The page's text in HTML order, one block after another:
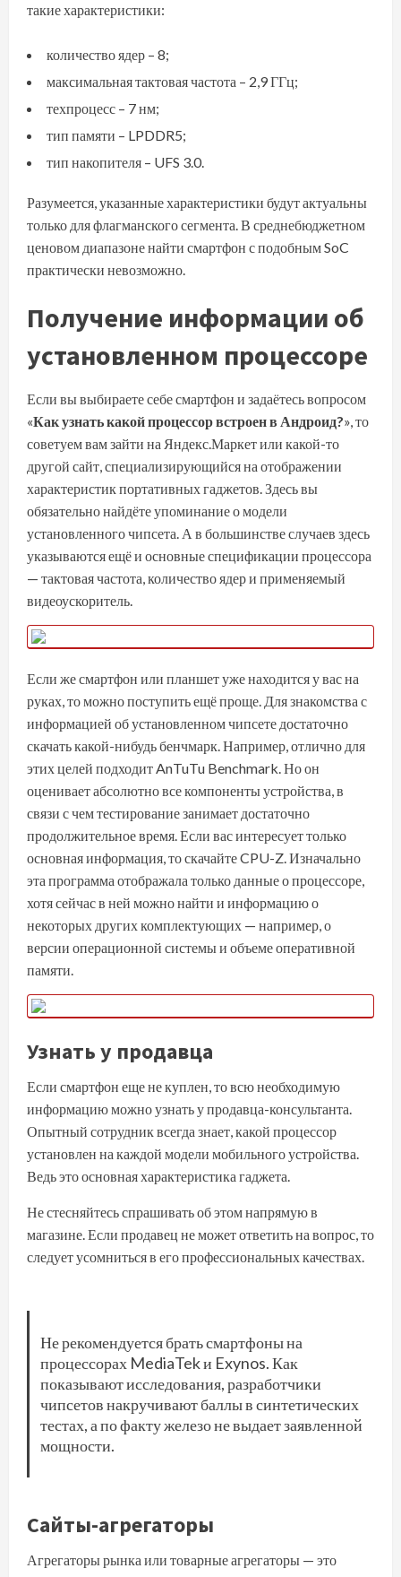
такие характеристики:
количество ядер – 8;
максимальная тактовая частота – 2,9 ГГц;
техпроцесс – 7 нм;
тип памяти – LPDDR5;
тип накопителя – UFS 3.0.
Разумеется, указанные характеристики будут актуальны
только для флагманского сегмента. В среднебюджетном
ценовом диапазоне найти смартфон с подобным SoC
практически невозможно.
Получение информации об
установленном процессоре
Если вы выбираете себе смартфон и задаётесь вопросом
«Как узнать какой процессор встроен в Андроид?», то
советуем вам зайти на Яндекс.Маркетили какой-то
другой сайт, специализирующийся на отображении
характеристик портативных гаджетов. Здесь вы
обязательно найдёте упоминание о модели
установленного чипсета. А в большинстве случаев здесь
указываются ещё и основные спецификации процессора
— тактовая частота, количество ядер и применяемый
видеоускоритель.
Если же смартфон или планшет уже находится у вас на
руках, то можно поступить ещё проще. Для знакомства с
информацией об установленном чипсете достаточно
скачать какой-нибудь бенчмарк. Например, отлично для
этих целей подходитAnTuTu Benchmark. Но он
оценивает абсолютно все компоненты устройства, в
связи с чем тестирование занимает достаточно
продолжительное время. Если вас интересует только
основная информация, то скачайтеCPU-Z. Изначально
эта программа отображала только данные о процессоре,
хотя сейчас в ней можно найти и информацию о
некоторых других комплектующих — например, о
версии операционной системы и объеме оперативной
памяти.
Узнать у продавца
Если смартфон еще не куплен, то всю необходимую
информацию можно узнать у продавца-консультанта.
Опытный сотрудник всегда знает, какой процессор
установлен на каждой модели мобильного устройства.
Ведь это основная характеристика гаджета.
Не стесняйтесь спрашивать об этом напрямую в
магазине. Если продавец не может ответить на вопрос, то
следует усомниться в его профессиональных качествах.
Не рекомендуется брать смартфоны на
процессорах MediaTek и Exynos. Как
показывают исследования, разработчики
чипсетов накручивают баллы в синтетических
тестах, а по факту железо не выдает заявленной
мощности.
Сайты-агрегаторы
Агрегаторы рынка или товарные агрегаторы — это